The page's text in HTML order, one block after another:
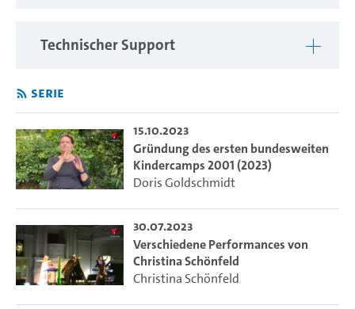
Technischer Support
Serie
15.10.2023
Gründung des ersten bundesweiten
Kindercamps 2001 (2023)
Doris Goldschmidt
30.07.2023
Verschiedene Performances von
Christina Schönfeld
Christina Schönfeld